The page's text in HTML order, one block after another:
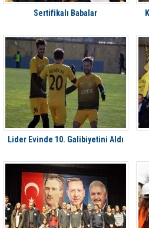
Sertifikalı Babalar
Lider Evinde 10. Galibiyetini Aldı